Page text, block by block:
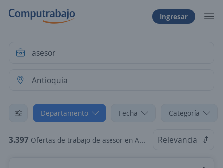
Ingresar
Departamento Fecha Categoría
3.397 Ofertas de trabajo de asesor en Antioquia Relevancia